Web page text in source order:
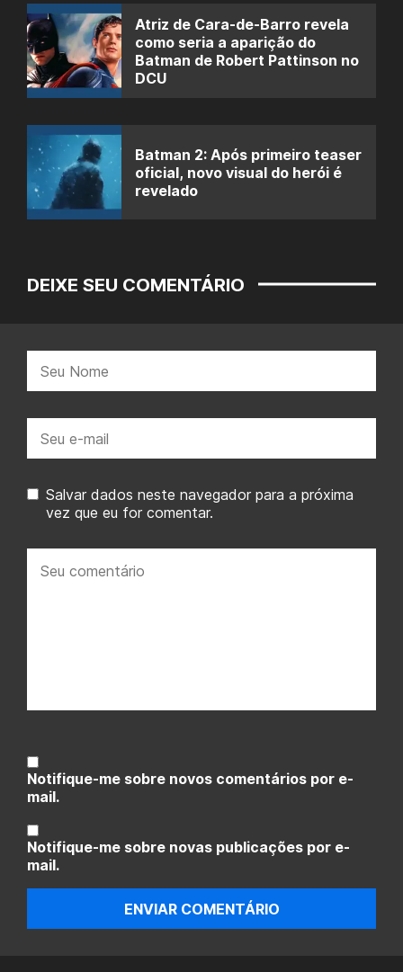
Atriz de Cara-de-Barro revela
como seria a aparição do
Batman de Robert Pattinson no
DCU
Batman 2: Após primeiro teaser
oficial, novo visual do herói é
revelado
DEIXE SEU COMENTÁRIO
mail:
Salvar dados neste navegador para a próxima
vez que eu for comentar.
comentário:
Notifique-me sobre novos comentários por e-
mail.
Notifique-me sobre novas publicações por e-
mail.
ENVIAR COMENTÁRIO